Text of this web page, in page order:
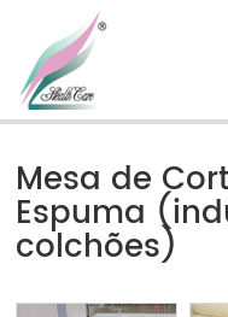
Mesa de
Espuma
colchões)